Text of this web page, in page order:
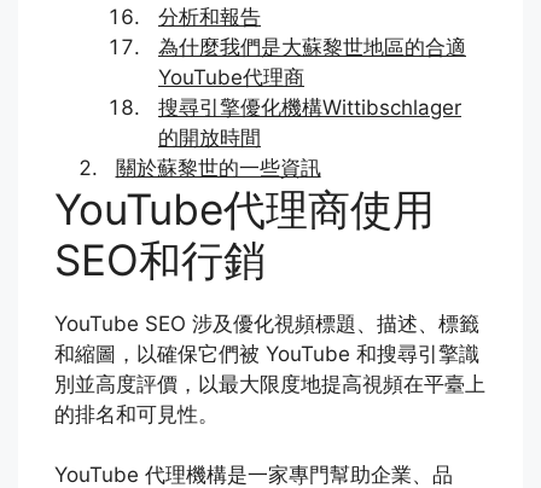
分析和報告
為什麼我們是大蘇黎世地區的合適
YouTube代理商
搜尋引擎優化機構Wittibschlager
的開放時間
關於蘇黎世的一些資訊
YouTube代理商使用
SEO和行銷
YouTube SEO 涉及優化視頻標題、描述、標籤
和縮圖，以確保它們被 YouTube 和搜尋引擎識
別並高度評價，以最大限度地提高視頻在平臺上
的排名和可見性。
YouTube 代理機構是一家專門幫助企業、品